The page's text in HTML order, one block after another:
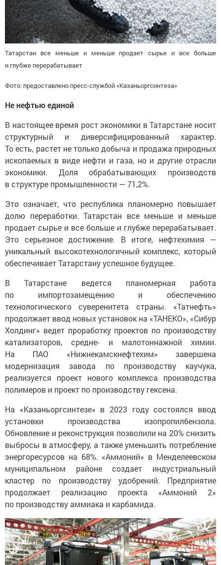
Татарстан все меньше и меньше продает сырье и все больше
и глубже перерабатывает
Фото: предоставлено пресс-службой «Казаньоргсинтеза»
Не нефтью единой
В настоящее время рост экономики в Татарстане носит
структурный и диверсифицированный характер.
То есть, растет не только добыча и продажа природных
ископаемых в виде нефти и газа, но и другие отрасли
экономики. Доля обрабатывающих производств
в структуре промышленности — 71,2%.
Это означает, что республика планомерно повышает
долю переработки. Татарстан все меньше и меньше
продает сырье и все больше и глубже перерабатывает.
Это серьезное достижение. В итоге, нефтехимия —
уникальный высокотехнологичный комплекс, который
обеспечивает Татарстану успешное будущее.
В Татарстане ведется планомерная работа
по импортозамещению и обеспечению
технологического суверенитета страны. «Татнефть»
продолжает ввод новых установок на «ТАНЕКО», «Сибур
Холдинг» ведет проработку проектов по производству
катализаторов, средне- и малотоннажной химии.
На ПАО «Нижнекамскнефтехим» завершена
модернизация завода по производству каучука,
реализуется проект нового комплекса производства
полимеров и проект по производству гексена.
На «Казаньоргсинтезе» в 2023 году состоялся ввод
установки производства изопропилбензола.
Обновление и реконструкция позволили на 20% снизить
выбросы в атмосферу, а также уменьшить потребление
энергоресурсов на 68%. «Аммоний» в Менделеевском
муниципальном районе создает индустриальный
кластер по производству удобрений. Предприятие
продолжает реализацию проекта «Аммоний 2»
по производству аммиака и карбамида.